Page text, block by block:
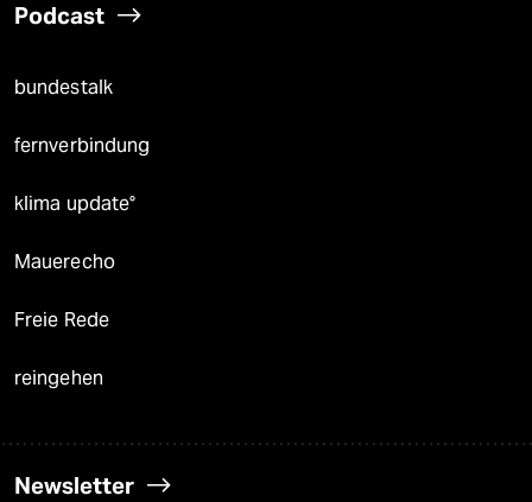
Podcast
bundestalk
fernverbindung
klima update°
Mauerecho
Freie Rede
reingehen
Newsletter